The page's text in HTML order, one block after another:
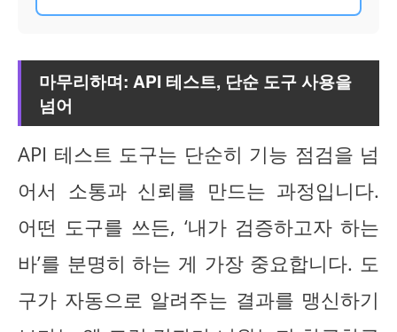
마무리하며: API 테스트, 단순 도구 사용을
넘어
API 테스트 도구는 단순히 기능 점검을 넘
어서 소통과 신뢰를 만드는 과정입니다.
어떤 도구를 쓰든, ‘내가 검증하고자 하는
바’를 분명히 하는 게 가장 중요합니다. 도
구가 자동으로 알려주는 결과를 맹신하기